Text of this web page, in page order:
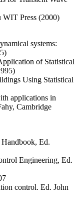
WIT Press (2000)
systems:
of Statistical
Using Statistical
applications in
Cambridge
Ed.
Engineering, Ed.
control. Ed. John